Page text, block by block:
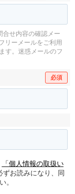
せ内容の確認メー
リーメールをご利用
す。 迷惑メールのフ
必須
「個人情報の取扱い
お読みになり、同
。